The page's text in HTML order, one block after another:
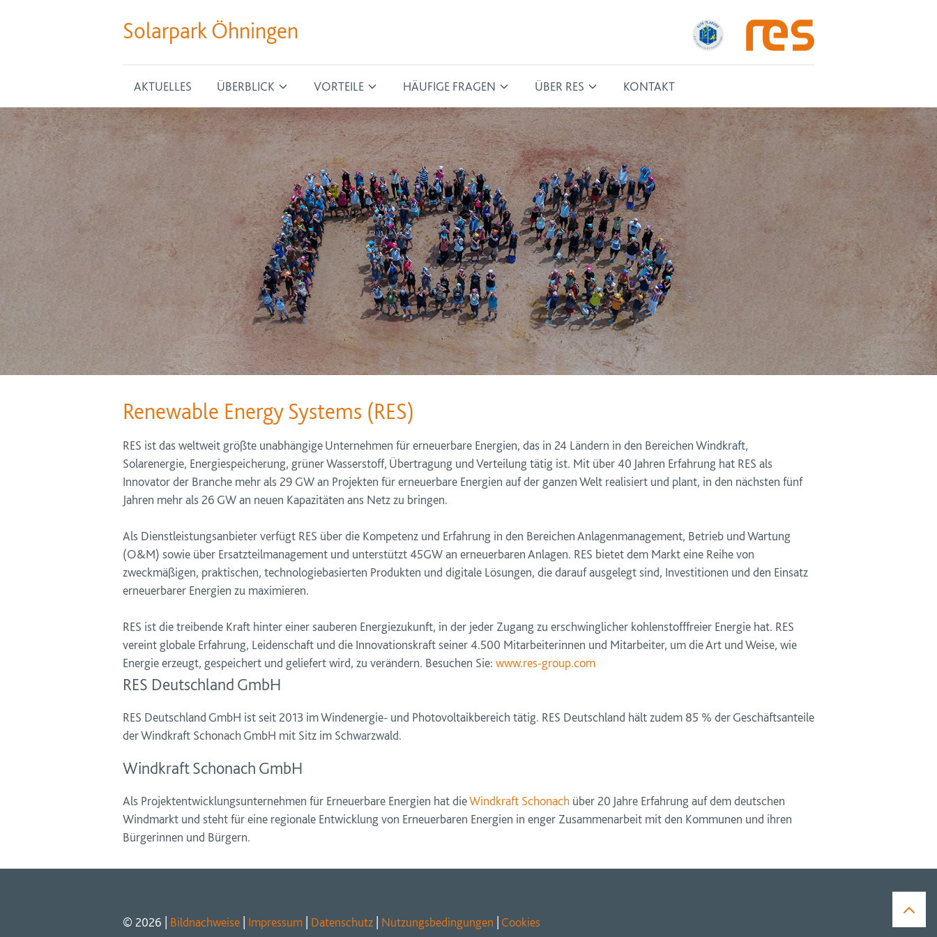
Solarpark Öhningen
AKTUELLES ÜBERBLICK VORTEILE HÄUFIGE FRAGEN ÜBER RES KONTAKT
Renewable Energy Systems (RES)
RES ist das weltweit größte unabhängige Unternehmen für erneuerbare Energien, das in 24 Ländern in den Bereichen Windkraft,
Solarenergie, Energiespeicherung, grüner Wasserstoff, Übertragung und Verteilung tätig ist. Mit über 40 Jahren Erfahrung hat RES als
Innovator der Branche mehr als 29 GW an Projekten für erneuerbare Energien auf der ganzen Welt realisiert und plant, in den nächsten fünf
Jahren mehr als 26 GW an neuen Kapazitäten ans Netz zu bringen.
Als Dienstleistungsanbieter verfügt RES über die Kompetenz und Erfahrung in den Bereichen Anlagenmanagement, Betrieb und Wartung
(O&M) sowie über Ersatzteilmanagement und unterstützt 45GW an erneuerbaren Anlagen. RES bietet dem Markt eine Reihe von
zweckmäßigen, praktischen, technologiebasierten Produkten und digitale Lösungen, die darauf ausgelegt sind, Investitionen und den Einsatz
erneuerbarer Energien zu maximieren.
RES ist die treibende Kraft hinter einer sauberen Energiezukunft, in der jeder Zugang zu erschwinglicher kohlenstofffreier Energie hat. RES
vereint globale Erfahrung, Leidenschaft und die Innovationskraft seiner 4.500 Mitarbeiterinnen und Mitarbeiter, um die Art und Weise, wie
Energie erzeugt, gespeichert und geliefert wird, zu verändern. Besuchen Sie: www.res-group.com
RES Deutschland GmbH
RES Deutschland GmbH ist seit 2013 im Windenergie- und Photovoltaikbereich tätig. RES Deutschland hält zudem 85 % der Geschäftsanteile
der Windkraft Schonach GmbH mit Sitz im Schwarzwald.
Windkraft Schonach GmbH
Als Projektentwicklungsunternehmen für Erneuerbare Energien hat dieWindkraft Schonach über 20 Jahre Erfahrung auf dem deutschen
Windmarkt und steht für eine regionale Entwicklung von Erneuerbaren Energien in enger Zusammenarbeit mit den Kommunen und ihren
Bürgerinnen und Bürgern.
© 2026 | Bildnachweise Impressum Datenschutz Nutzungsbedingungen Cookies